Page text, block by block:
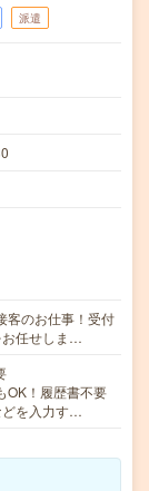
派遣
客のお仕事！受付
お任せしま…
OK！履歴書不要
を入力す…